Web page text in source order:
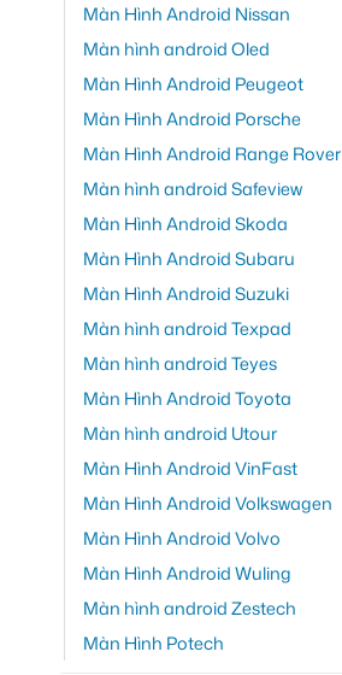
Màn Hình Android Nissan
Màn hình android Oled
Màn Hình Android Peugeot
Màn Hình Android Porsche
Màn Hình Android Range Rover
Màn hình android Safeview
Màn Hình Android Skoda
Màn Hình Android Subaru
Màn Hình Android Suzuki
Màn hình android Texpad
Màn hình android Teyes
Màn Hình Android Toyota
Màn hình android Utour
Màn Hình Android VinFast
Màn Hình Android Volkswagen
Màn Hình Android Volvo
Màn Hình Android Wuling
Màn hình android Zestech
Màn Hình Potech